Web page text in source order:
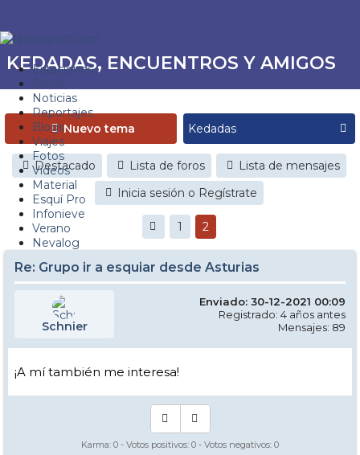
Estaciones
Foros
Noticias
Reportajes
Blogs
Viajes
Fotos
Videos
Material
Esquí Pro
Infonieve
Verano
Nevalog
KEDADAS, ENCUENTROS Y AMIGOS
Nuevo tema
Destacado Lista de foros
Lista de mensajes
Inicia sesión o Regístrate
1 2
Re: Grupo ir a esquiar desde Asturias
Schnier
Enviado: 30-12-2021 00:09
Registrado: 4 años antes
Mensajes: 89
¡A mí también me interesa!
Karma: 0 - Votos positivos: 0 - Votos negativos: 0